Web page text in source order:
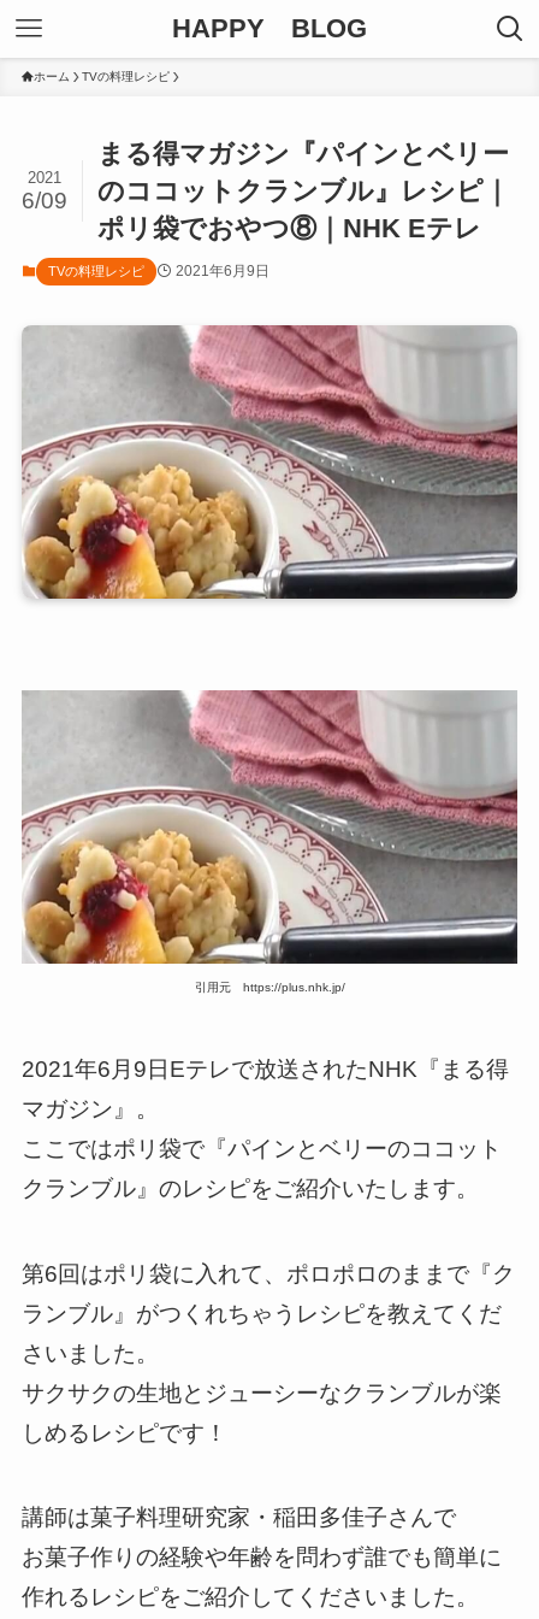
HAPPY BLOG
ホーム TVの料理レシピ
まる得マガジン『パインとベリー
のココットクランブル』レシピ｜
ポリ袋でおやつ⑧｜NHK Eテレ
2021
6/09
TVの料理レシピ 2021年6月9日
引用元 https://plus.nhk.jp/
2021年6月9日Eテレで放送されたNHK『まる得
マガジン』。
ここではポリ袋で『パインとベリーのココット
クランブル』のレシピをご紹介いたします。
第6回はポリ袋に入れて、ポロポロのままで『ク
ランブル』がつくれちゃうレシピを教えてくだ
さいました。
サクサクの生地とジューシーなクランブルが楽
しめるレシピです！
講師は菓子料理研究家・稲田多佳子さんで
お菓子作りの経験や年齢を問わず誰でも簡単に
作れるレシピをご紹介してくださいました。